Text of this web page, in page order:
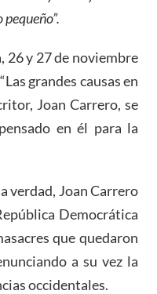
.
26 y 27 de noviembre
grandes causas en
Joan Carrero, se
en él para la
verdad, Joan Carrero
Democrática
que quedaron
a su vez la
occidentales.